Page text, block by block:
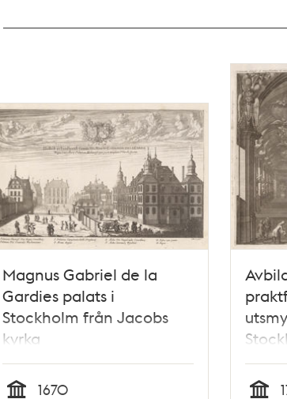
Magnus Gabriel de la
Gardies palats i
Stockholm från Jacobs
kyrka
1670